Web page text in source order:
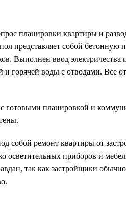
планировки квартиры и
представляет собой
Выполнен ввод
и горячей воды с отводами. Все
готовыми планировкой и
собой ремонт квартиры от
осветительных приборов и
так как застройщики